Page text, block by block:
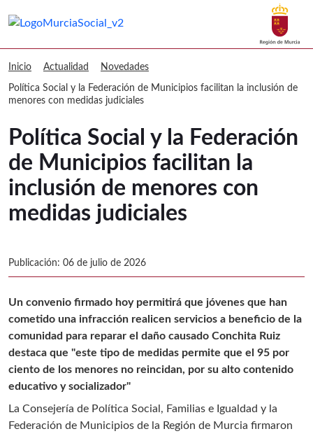
Murcia Social Política Social y la
Buscar
Inicio Actualidad Novedades
Política Social y la Federación de Municipios facilitan la inclusión de
menores con medidas judiciales
Política Social y la Federación
de Municipios facilitan la
inclusión de menores con
medidas judiciales
Publicación: 06 de julio de 2026
Un convenio firmado hoy permitirá que jóvenes que han
cometido una infracción realicen servicios a beneficio de la
comunidad para reparar el daño causado Conchita Ruiz
destaca que "este tipo de medidas permite que el 95 por
ciento de los menores no reincidan, por su alto contenido
educativo y socializador"
La Consejería de Política Social, Familias e Igualdad y la
Federación de Municipios de la Región de Murcia firmaron